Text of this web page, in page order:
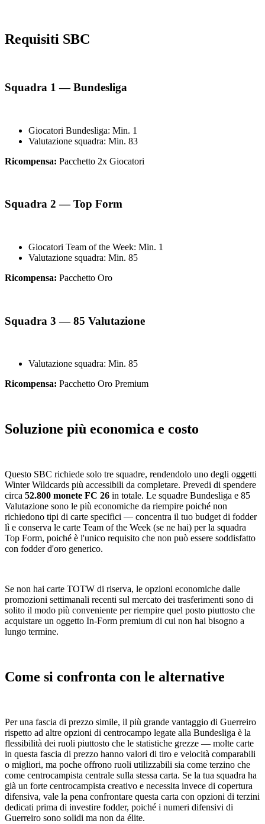
Requisiti SBC
Squadra 1 — Bundesliga
Giocatori Bundesliga: Min. 1
Valutazione squadra: Min. 83
Ricompensa: Pacchetto 2x Giocatori
Squadra 2 — Top Form
Giocatori Team of the Week: Min. 1
Valutazione squadra: Min. 85
Ricompensa: Pacchetto Oro
Squadra 3 — 85 Valutazione
Valutazione squadra: Min. 85
Ricompensa: Pacchetto Oro Premium
Soluzione più economica e costo
Questo SBC richiede solo tre squadre, rendendolo uno degli oggetti
Winter Wildcards più accessibili da completare. Prevedi di spendere
circa 52.800 monete FC 26 in totale. Le squadre Bundesliga e 85
Valutazione sono le più economiche da riempire poiché non
richiedono tipi di carte specifici — concentra il tuo budget di fodder
lì e conserva le carte Team of the Week (se ne hai) per la squadra
Top Form, poiché è l'unico requisito che non può essere soddisfatto
con fodder d'oro generico.
Se non hai carte TOTW di riserva, le opzioni economiche dalle
promozioni settimanali recenti sul mercato dei trasferimenti sono di
solito il modo più conveniente per riempire quel posto piuttosto che
acquistare un oggetto In-Form premium di cui non hai bisogno a
lungo termine.
Come si confronta con le alternative
Per una fascia di prezzo simile, il più grande vantaggio di Guerreiro
rispetto ad altre opzioni di centrocampo legate alla Bundesliga è la
flessibilità dei ruoli piuttosto che le statistiche grezze — molte carte
in questa fascia di prezzo hanno valori di tiro e velocità comparabili
o migliori, ma poche offrono ruoli utilizzabili sia come terzino che
come centrocampista centrale sulla stessa carta. Se la tua squadra ha
già un forte centrocampista creativo e necessita invece di copertura
difensiva, vale la pena confrontare questa carta con opzioni di terzini
dedicati prima di investire fodder, poiché i numeri difensivi di
Guerreiro sono solidi ma non da élite.